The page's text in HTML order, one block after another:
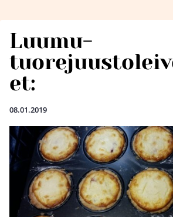
Luumu-
et:
08.01.2019